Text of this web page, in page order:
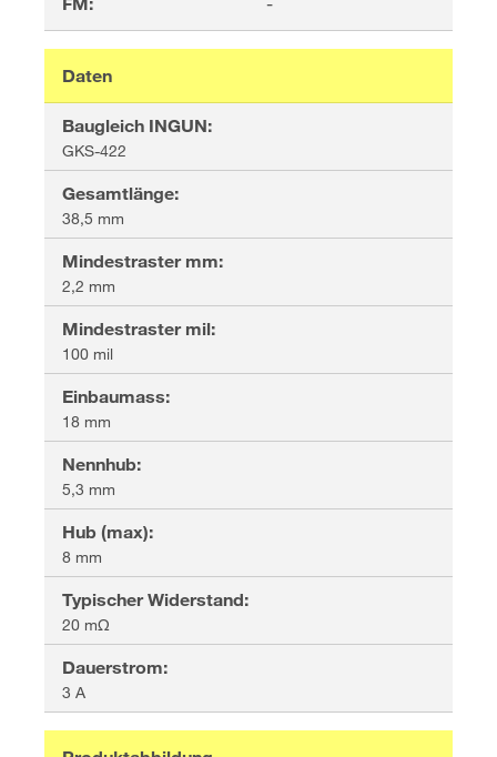
Daten
Baugleich INGUN:
GKS-422
Gesamtlänge:
38,5 mm
Mindestraster mm:
2,2 mm
Mindestraster mil:
100 mil
Einbaumass:
18 mm
Nennhub:
5,3 mm
Hub (max):
8 mm
Typischer Widerstand:
20 mΩ
Dauerstrom:
3 A